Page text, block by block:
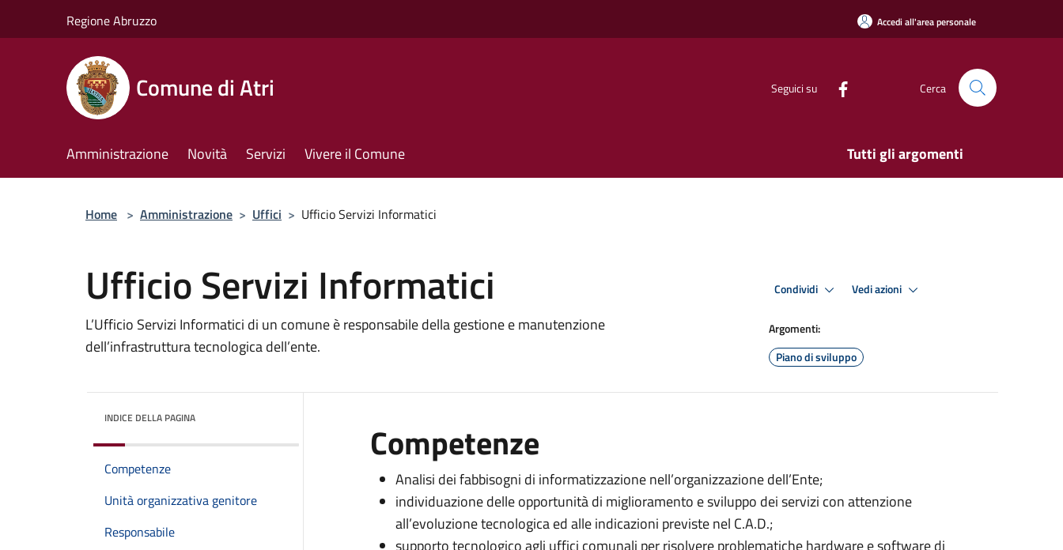
Regione Abruzzo Accedi all'area personale
Comune di Atri Seguici su Cerca
Amministrazione Novità Servizi Vivere il Comune Tutti gli argomenti
Home > Amministrazione > Uffici > Ufficio Servizi Informatici
Ufficio Servizi Informatici
L’Ufficio Servizi Informatici di un comune è responsabile della gestione e manutenzione
dell’infrastruttura tecnologica dell’ente.
Condividi Vedi azioni
Argomenti:
Piano di sviluppo
INDICE DELLA PAGINA
Competenze
Unità organizzativa genitore
Responsabile
Competenze
Analisi dei fabbisogni di informatizzazione nell’organizzazione dell’Ente;
individuazione delle opportunità di miglioramento e sviluppo dei servizi con attenzione
all’evoluzione tecnologica ed alle indicazioni previste nel C.A.D.;
supporto tecnologico agli uffici comunali per risolvere problematiche hardware e software di